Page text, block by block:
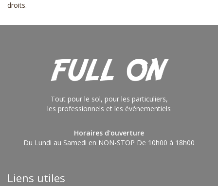
droits.
Tout pour le sol, pour les particuliers,
les professionnels et les événementiels
Horaires d'ouverture
Du Lundi au Samedi en NON-STOP De 10h00 à 18h00
Liens utiles